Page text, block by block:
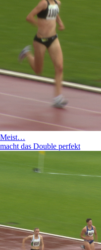
Meist…
das Double perfekt